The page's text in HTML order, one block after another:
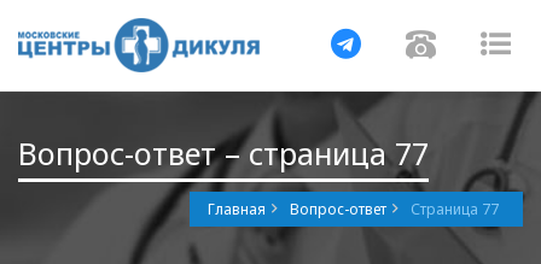
Навигация
Вопрос-ответ – страница 77
Главная Вопрос-ответ Страница 77